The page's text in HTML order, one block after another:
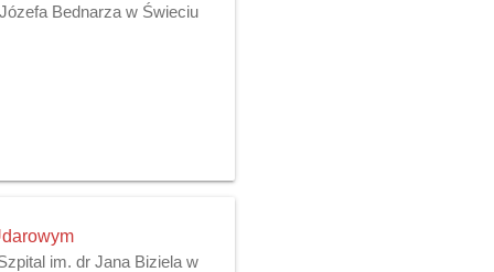
Bednarza w Świeciu
im. dr Jana Biziela w